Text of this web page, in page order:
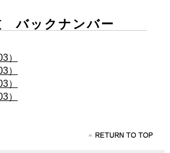
バックナンバー
）
）
）
）